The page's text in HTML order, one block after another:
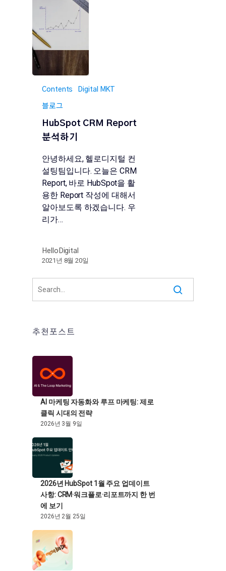
Contents Digital MKT
블로그
HubSpot CRM Report
분석하기
안녕하세요, 헬로디지털 컨
설팅팀입니다. 오늘은 CRM
Report, 바로 HubSpot을 활
용한 Report 작성에 대해서
알아보도록 하겠습니다. 우
리가…
HelloDigital
2021년 8월 20일
추천포스트
AI 마케팅 자동화와 루프 마케팅: 제로
클릭 시대의 전략
2026년 3월 9일
2026년 HubSpot 1월 주요 업데이트
사항: CRM·워크플로·리포트까지 한 번
에 보기
2026년 2월 25일